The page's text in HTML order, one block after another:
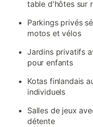
table d'hôtes sur
Parkings privés
motos et vélos
Jardins privatifs
pour enfants
Kotas finlandais
individuels
Salles de jeux
détente